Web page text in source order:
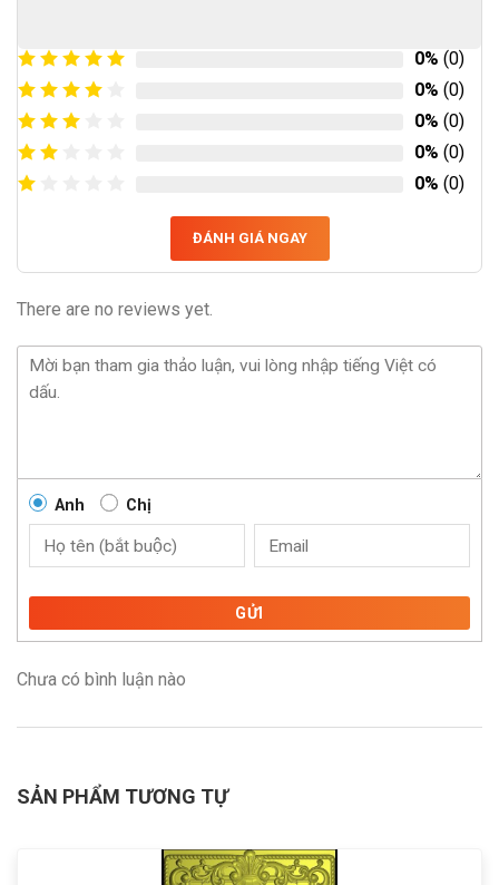
0% (0)
0% (0)
0% (0)
0% (0)
0% (0)
ĐÁNH GIÁ NGAY
There are no reviews yet.
Anh Chị
GỬI
Chưa có bình luận nào
SẢN PHẨM TƯƠNG TỰ